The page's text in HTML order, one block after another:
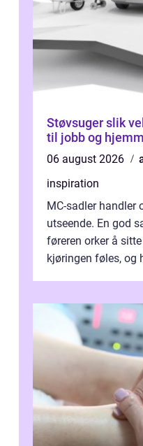
Støvsuger slik velger du riktig modell
til jobb og
06 august 2026
inspiration
MC-sadler handler
utseende. En god
føreren orker å
kjøringen føles, og